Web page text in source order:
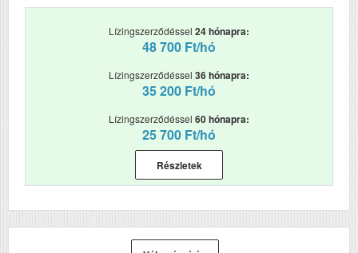
kétoldalas lapolvasás)
RAM (MB)
Első fekete nyomat
elkészítési ideje (mp)
Papírkapacitás
550+100
Felbontás (dpi)
Papírsúly g/m2
Szkennelés
Lízingszerződéssel 24 hónapra:
48 700 Ft/hó
Lízingszerződéssel 36 hónapra:
35 200 Ft/hó
Lízingszerződéssel 60 hónapra:
25 700 Ft/hó
Részletek